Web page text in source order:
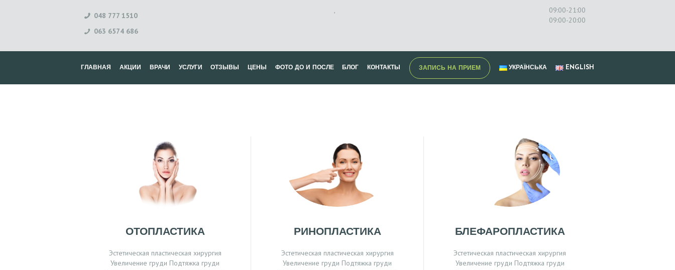
048 777 1510
063 6574 686
,
09:00-21:00
09:00-20:00
ГЛАВНАЯ АКЦИИ ВРАЧИ УСЛУГИ ОТЗЫВЫ ЦЕНЫ ФОТО ДО И ПОСЛЕ БЛОГ КОНТАКТЫ ЗАПИСЬ НА ПРИЕМ УКРАЇНСЬКА ENGLISH
ОТОПЛАСТИКА
Эстетическая пластическая хирургия
Увеличение груди Подтяжка груди
РИНОПЛАСТИКА
Эстетическая пластическая хирургия
Увеличение груди Подтяжка груди
БЛЕФАРОПЛАСТИКА
Эстетическая пластическая хирургия
Увеличение груди Подтяжка груди